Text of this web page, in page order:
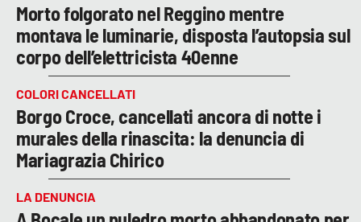
Morto folgorato nel Reggino mentre
montava le luminarie, disposta l’autopsia sul
corpo dell’elettricista 40enne
COLORI CANCELLATI
Borgo Croce, cancellati ancora di notte i
murales della rinascita: la denuncia di
Mariagrazia Chirico
LA DENUNCIA